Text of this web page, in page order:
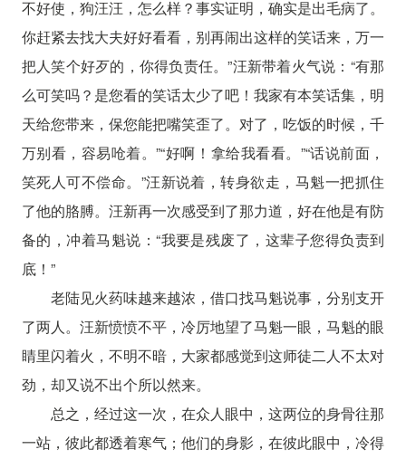
不好使，狗汪汪，怎么样？事实证明，确实是出毛病了。
你赶紧去找大夫好好看看，别再闹出这样的笑话来，万一
把人笑个好歹的，你得负责任。”汪新带着火气说：“有那
么可笑吗？是您看的笑话太少了吧！我家有本笑话集，明
天给您带来，保您能把嘴笑歪了。对了，吃饭的时候，千
万别看，容易呛着。”“好啊！拿给我看看。”“话说前面，
笑死人可不偿命。”汪新说着，转身欲走，马魁一把抓住
了他的胳膊。汪新再一次感受到了那力道，好在他是有防
备的，冲着马魁说：“我要是残废了，这辈子您得负责到
底！”
老陆见火药味越来越浓，借口找马魁说事，分别支开
了两人。汪新愤愤不平，冷厉地望了马魁一眼，马魁的眼
睛里闪着火，不明不暗，大家都感觉到这师徒二人不太对
劲，却又说不出个所以然来。
总之，经过这一次，在众人眼中，这两位的身骨往那
一站，彼此都透着寒气；他们的身影，在彼此眼中，冷得